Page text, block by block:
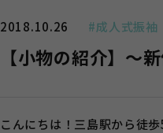
2018.10.26 #成人式振袖
【小物の紹介】～
こんにちは！三島駅から徒歩